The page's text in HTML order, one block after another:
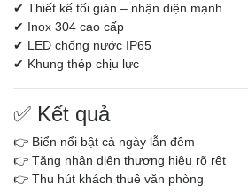
✔ Thiết kế tối giản – nhận diện mạnh
✔ Inox 304 cao cấp
✔ LED chống nước IP65
✔ Khung thép chịu lực
✅ Kết quả
👉 Biển nổi bật cả ngày lẫn đêm
👉 Tăng nhận diện thương hiệu rõ rệt
👉 Thu hút khách thuê văn phòng